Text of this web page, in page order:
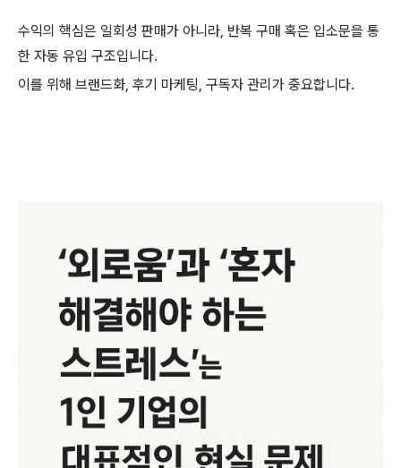
수익의 핵심은 일회성 판매가 아니라, 반복 구매 혹은 입소문을 통
한 자동 유입 구조입니다.
이를 위해 브랜드화, 후기 마케팅, 구독자 관리가 중요합니다.